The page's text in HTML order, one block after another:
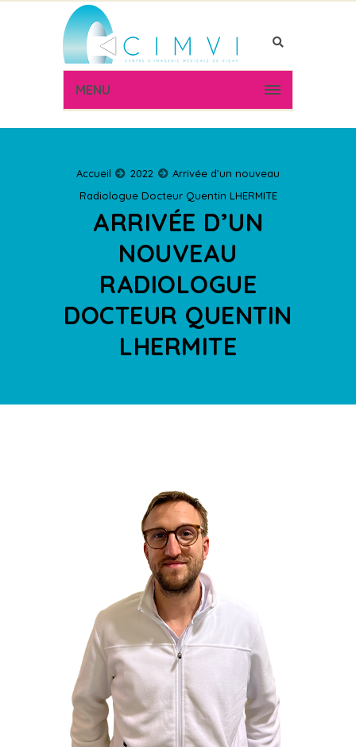
MENU
Accueil 2022
Arrivée d’un nouveau
Radiologue Docteur Quentin LHERMITE
ARRIVÉE D’UN
NOUVEAU
RADIOLOGUE
DOCTEUR QUENTIN
LHERMITE